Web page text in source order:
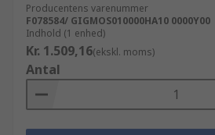
Producentens varenummer
F078584/ GIGMOS010000HA10 0000Y00
Indhold (1 enhed)
Kr. 1.509,16(ekskl. moms)
Antal